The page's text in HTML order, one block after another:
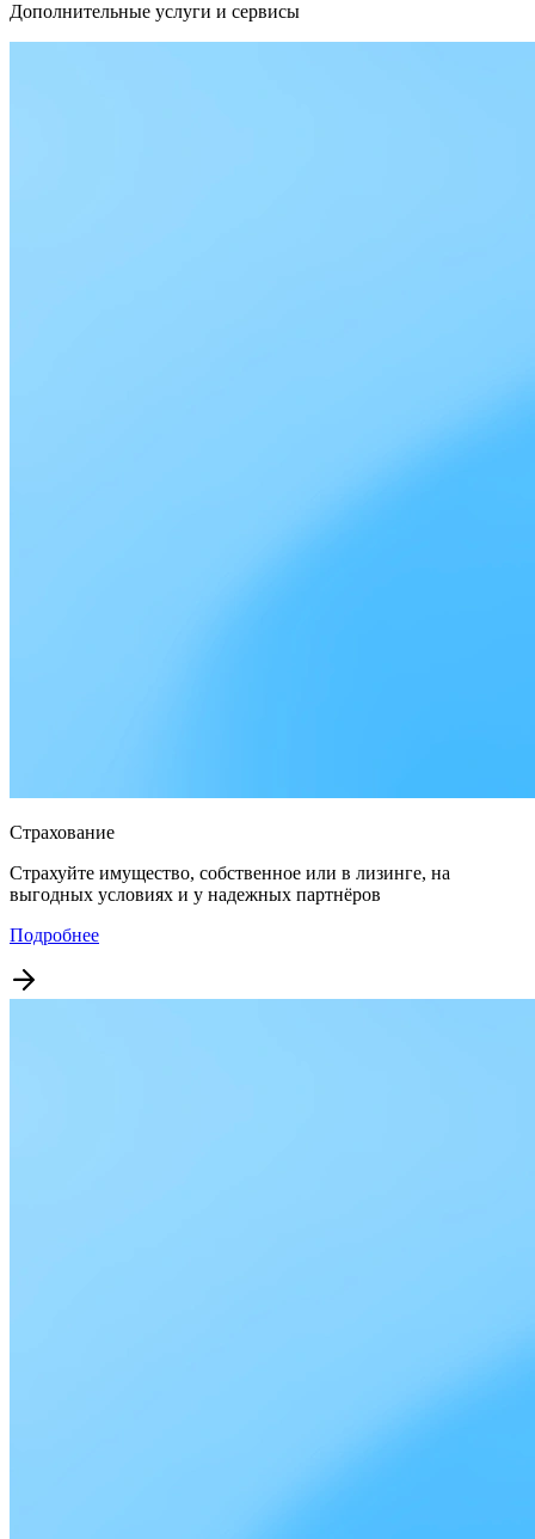
Дополнительные услуги и сервисы
Страхование
Страхуйте имущество, собственное или в лизинге, на
выгодных условиях и у надежных партнёров
Подробнее